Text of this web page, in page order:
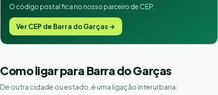
O código postal fica no nosso parceiro de CEP.
Ver CEP de Barra do Garças →
Como ligar para Barra do Garças
De outra cidade ou estado, é uma ligação interurbana: